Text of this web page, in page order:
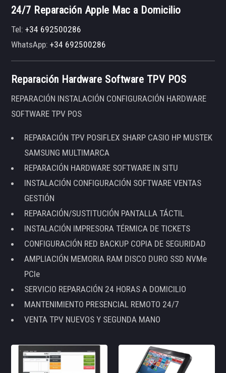
24/7 Reparación Apple Mac a Domicilio
Tel:+34 692500286
WhatsApp:+34 692500286
Reparación Hardware Software TPV POS
REPARACIÓN INSTALACIÓN CONFIGURACIÓN HARDWARE
SOFTWARE TPV POS
REPARACIÓN TPV POSIFLEX SHARP CASIO HP MUSTEK
SAMSUNG MULTIMARCA
REPARACIÓN HARDWARE SOFTWARE IN SITU
INSTALACIÓN CONFIGURACIÓN SOFTWARE VENTAS
GESTIÓN
REPARACIÓN/SUSTITUCIÓN PANTALLA TÁCTIL
INSTALACIÓN IMPRESORA TÉRMICA DE TICKETS
CONFIGURACIÓN RED BACKUP COPIA DE SEGURIDAD
AMPLIACIÓN MEMORIA RAM DISCO DURO SSD NVMe
PCIe
SERVICIO REPARACIÓN 24 HORAS A DOMICILIO
MANTENIMIENTO PRESENCIAL REMOTO 24/7
VENTA TPV NUEVOS Y SEGUNDA MANO